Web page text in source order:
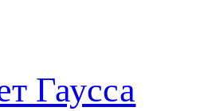
Гаусса